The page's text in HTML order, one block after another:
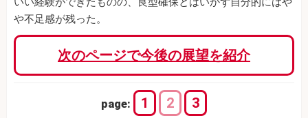
や不足感が残った。
次のページで今後の展望を紹介
page: 1 2 3